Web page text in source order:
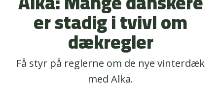
er stadig i tvivl om
dækregler
Få styr på reglerne om de nye vinterdæk
med Alka.